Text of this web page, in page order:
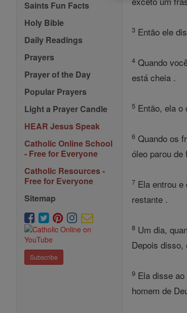
Saints Fun Facts
Holy Bible
Daily Readings
Prayers
Prayer of the Day
Popular Prayers
Light a Prayer Candle
HEAR Jesus Speak
Catholic Online School
- Free for Everyone
Catholic Resources -
Free for Everyone
Sitemap
Subscribe
3 Então ele
4 Quando
está cheia .
5 Então, ela
6 Quando os
óleo parou de
7 Ela entrou
restante .
8 Um dia,
Depois disso,
9 Ela disse
homem de